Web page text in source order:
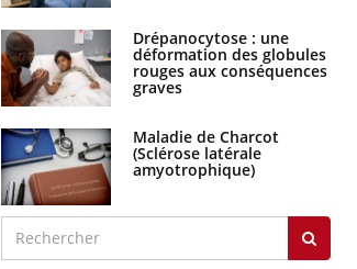
Cancer colorectal : une stratégie
Pays basque
Drépanocytose : une
déformation des globules
rouges aux conséquences
graves
Maladie de Charcot
(Sclérose latérale
amyotrophique)